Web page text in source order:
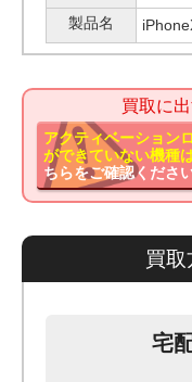
製品名
買取に
アクティベーション
ができていない機種
ちらをご確認ください
買
宅